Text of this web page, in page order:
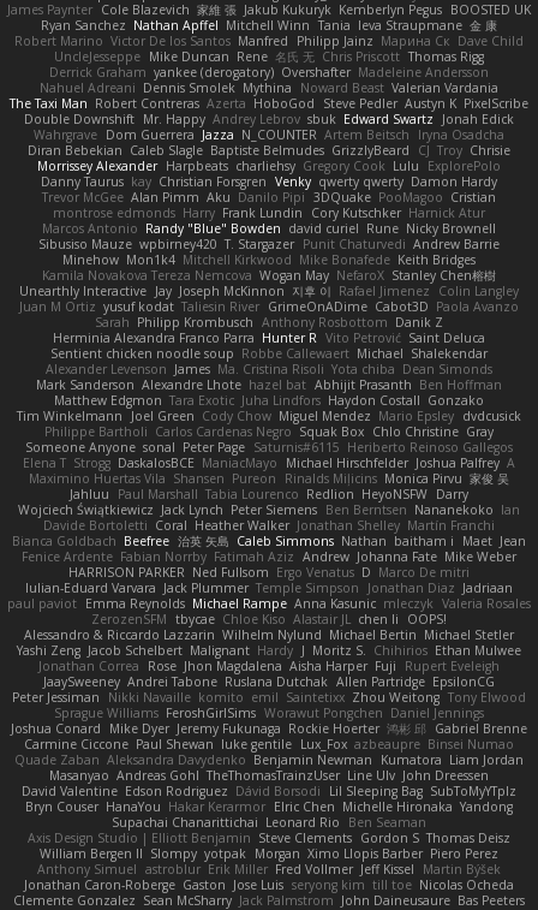
James Paynter Cole Blazevich 家維 張 Jakub Kukuryk Kemberlyn Pegus BOOSTED UK
Ryan Sanchez Nathan Apffel Mitchell Winn Tania Ieva Straupmane 金 康
Robert Marino Victor De los Santos Manfred Philipp Jainz Марина Ск Dave Child
UncleJesseppe Mike Duncan Rene 名氏 无 Chris Priscott Thomas Rigg
Derrick Graham yankee (derogatory) Overshafter Madeleine Andersson
Nahuel Adreani Dennis Smolek Mythina Noward Beast Valerian Vardania
The Taxi Man Robert Contreras Azerta HoboGod Steve Pedler Austyn K PixelScribe
Double Downshift Mr. Happy Andrey Lebrov sbuk Edward Swartz
Jonah Edick
Wahrgrave Dom Guerrera Jazza N_COUNTER Artem Beitsch
Iryna Osadcha
Diran Bebekian Caleb Slagle Baptiste Belmudes GrizzlyBeard CJ Troy Chrisie
Morrissey Alexander Harpbeats charliehsy Gregory Cook Lulu
ExplorePolo
Danny Taurus kay Christian Forsgren Venky qwerty qwerty Damon Hardy
Trevor McGee Alan Pimm Aku Danilo Pipi 3DQuake PooMagoo Cristian
montrose edmonds Harry Frank Lundin Cory Kutschker Harnick Atur
Marcos Antonio Randy "Blue" Bowden david curiel Rune Nicky Brownell
Sibusiso Mauze wpbirney420 T. Stargazer Punit Chaturvedi Andrew Barrie
Minehow Mon1k4 Mitchell Kirkwood Mike Bonafede Keith Bridges
Kamila Novakova Tereza Nemcova Wogan May NefaroX Stanley Chen榕樹
Unearthly Interactive Jay Joseph McKinnon 지후 이 Rafael Jimenez
Colin Langley
Juan M Ortiz yusuf kodat Taliesin River GrimeOnADime Cabot3D Paola Avanzo
Sarah Philipp Krombusch Anthony Rosbottom Danik Z
Herminia Alexandra Franco Parra Hunter R Vito Petrović Saint Deluca
Sentient chicken noodle soup Robbe Callewaert Michael Shalekendar
Alexander Levenson James Ma. Cristina Risoli Yota chiba Dean Simonds
Mark Sanderson Alexandre Lhote hazel bat Abhijit Prasanth Ben Hoffman
Matthew Edgmon Tara Exotic Juha Lindfors Haydon Costall Gonzako
Tim Winkelmann
Joel Green Cody Chow Miguel Mendez Mario Epsley dvdcusick
Philippe Bartholi Carlos Cardenas Negro Squak Box Chlo Christine Gray
Someone Anyone sonal Peter Page Saturnis#6115 Heriberto Reinoso Gallegos
Elena T Strogg DaskalosBCE ManiacMayo Michael Hirschfelder Joshua Palfrey A
Maximino Huertas Vila Shansen Pureon Rinalds Miļicins Monica Pirvu 家俊 吴
Jahluu
Paul Marshall Tabia Lourenco Redlion HeyoNSFW Darry
Wojciech Świątkiewicz Jack Lynch Peter Siemens Ben Berntsen Nananekoko Ian
Davide Bortoletti Coral Heather Walker Jonathan Shelley Martín Franchi
Bianca Goldbach Beefree 治英 矢島 Caleb Simmons Nathan baitham i Maet Jean
Fenice Ardente Fabian Norrby Fatimah Aziz Andrew Johanna Fate Mike Weber
HARRISON PARKER Ned Fullsom Ergo Venatus D Marco De mitri
Iulian-Eduard Varvara Jack Plummer Temple Simpson Jonathan Diaz Jadriaan
paul paviot Emma Reynolds Michael Rampe Anna Kasunic mleczyk Valeria Rosales
ZerozenSFM tbycae Chloe Kiso Alastair JL chen li
OOPS!
Alessandro & Riccardo Lazzarin Wilhelm Nylund Michael Bertin Michael Stetler
Yashi Zeng Jacob Schelbert Malignant Hardy J Moritz S. Chihirios Ethan Mulwee
Jonathan Correa
Rose Jhon Magdalena Aisha Harper Fuji
Rupert Eveleigh
JaaySweeney Andrei Tabone Ruslana Dutchak Allen Partridge EpsilonCG
Peter Jessiman
Nikki Navaille komito emil Saintetixx Zhou Weitong Tony Elwood
Sprague Williams FeroshGirlSims Worawut Pongchen Daniel Jennings
Joshua Conard
Mike Dyer Jeremy Fukunaga Rockie Hoerter 鸿彬 邱 Gabriel Brenne
Carmine Ciccone Paul Shewan luke gentile Lux_Fox azbeaupre Binsei Numao
Quade Zaban Aleksandra Davydenko Benjamin Newman Kumatora Liam Jordan
Masanyao Andreas Gohl TheThomasTrainzUser Line Ulv John Dreessen
David Valentine Edson Rodriguez Dávid Borsodi Lil Sleeping Bag SubToMyYTplz
Bryn Couser HanaYou Hakar Kerarmor Elric Chen Michelle Hironaka Yandong
Supachai Chanarittichai Leonard Rio
Ben Seaman
Axis Design Studio | Elliott Benjamin Steve Clements Gordon S Thomas Deisz
William Bergen II Slompy yotpak Morgan Ximo Llopis Barber Piero Perez
Anthony Simuel astroblur Erik Miller Fred Vollmer Jeff Kissel
Martin Býšek
Jonathan Caron-Roberge Gaston Jose Luis seryong kim till toe Nicolas Ocheda
Clemente Gonzalez Sean McSharry Jack Palmstrom John Daineusaure Bas Peeters